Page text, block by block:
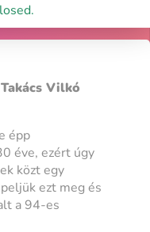
Vilkó
épp
éve, ezért úgy
közt egy
ezt meg és
a 94-es